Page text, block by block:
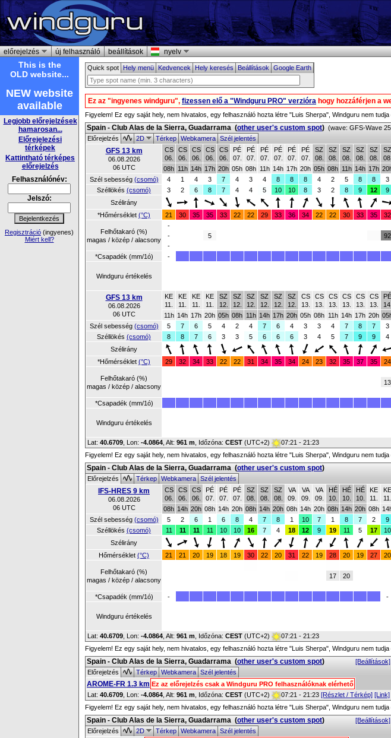
előrejelzés új felhasználó beállítások nyelv
This is the
OLD website...
NEW website
available
Legjobb előrejelzések
hamarosan...
Előrejelezési
térképek
Kattintható térképes
előrejelzés
Felhasználónév:
Jelszó:
Regisztráció (ingyenes)
Miért kell?
Quick spot Hely menüKedvencekHely keresésBeállításokGoogle Earth
Ez az "ingyenes windguru", fizessen elő a "Windguru PRO" verzióra hogy hozzáférjen a
Figyelem! Ez egy saját hely, nem hivatalos, egy felhasználó hozta létre "Luis Sherpa", Windguru nem
Spain - Club Alas de la Sierra, Guadarrama (other user's custom spot) (wave: GFS-Wave
Előrejelzés
2D TérkepWebkameraSzél jelentés
GFS 13 km
06.08.2026
06 UTC
CS
06.
CS
06.
CS
06.
CS
06.
CS
06.
PÉ
07.
PÉ
07.
PÉ
07.
PÉ
07.
PÉ
07.
PÉ
07.
SZ
08.
SZ
08.
SZ
08.
SZ
08.
SZ
08.
SZ
08.
08h 11h 14h 17h 20h 05h 08h 11h 14h 17h 20h 05h 08h 11h 14h 17h
Szél sebesség (csomó) 4 1 4 3 7 4 3 4 8 8 8 4 2 5 8 8 3
Széllökés (csomó) 3 2 6 8 7 4 4 5 10 10 8 3 2 8 9 12 9
Szélirány
*Hőmérséklet (°C) 21 30 35 35 33 22 22 29 33 36 34 22 22 30 33 35 32
Felhőtakaró (%)
magas / közép / alacsony
-
-
-
5 92
*Csapadék (mm/1ó) -
Windguru értékelés
GFS 13 km
06.08.2026
06 UTC
KE
11.
KE
11.
KE
11.
KE
11.
SZ
12.
SZ
12.
SZ
12.
SZ
12.
SZ
12.
SZ
12.
CS
13.
CS
13.
CS
13.
CS
13.
CS
13.
CS
13.
PÉ
14.
11h 14h 17h 20h 05h 08h 11h 14h 17h 20h 05h 08h 11h 14h 17h 20h
Szél sebesség (csomó) 5 7 6 5 4 2 4 7 6 4 3 3 4 7 8 7 3
Széllökés (csomó) 8 8 7 6 3 3 5 6 6 6 3 4 5 7 9 9 4
Szélirány
*Hőmérséklet (°C) 29 32 34 33 22 22 31 34 35 34 24 23 32 35 37 35 24
Felhőtakaró (%)
magas / közép / alacsony
13
*Csapadék (mm/1ó)
Windguru értékelés
Lat: 40.6709 , Lon: -4.0864 Alt: 961 m , Időzóna: CEST (UTC+2) 07:21 - 21:23
Figyelem! Ez egy saját hely, nem hivatalos, egy felhasználó hozta létre "Luis Sherpa", Windguru nem
Spain - Club Alas de la Sierra, Guadarrama (other user's custom spot)
Előrejelzés
TérkepWebkameraSzél jelentés
IFS-HRES 9 km
06.08.2026
06 UTC
CS
06.
CS
06.
CS
06.
PÉ
07.
PÉ
07.
PÉ
07.
SZ
08.
SZ
08.
SZ
08.
VA
09.
VA
09.
VA
09.
HÉ
10.
HÉ
10.
HÉ
10.
KE
11.
KE
11.
08h 14h 20h 08h 14h 20h 08h 14h 20h 08h 14h 20h 08h 14h 20h 08h
Szél sebesség (csomó) 5 2 6 1 6 8 4 7 8 1 10 7 1 8 7 2 9
Széllökés (csomó) 11 11 11 11 10 10 16 7 4 18 12 9 19 11 5 17 10
Szélirány
Hőmérséklet (°C) 21 21 20 19 18 19 30 22 20 31 22 19 28 20 19 27 20
Felhőtakaró (%)
magas / közép / alacsony
17 20
*Csapadék (mm/1ó) - -
Windguru értékelés
Lat: 40.6709 , Lon: -4.0864 Alt: 961 m , Időzóna: CEST (UTC+2) 07:21 - 21:23
Figyelem! Ez egy saját hely, nem hivatalos, egy felhasználó hozta létre "Luis Sherpa", Windguru nem
Spain - Club Alas de la Sierra, Guadarrama (other user's custom spot)
[Beállítások]
Előrejelzés
TérkepWebkameraSzél jelentés
AROME-FR 1.3 km Ez az előrejelzés csak a Windguru PRO felhasználóknak elérhető
Lat: 40.6709 , Lon: -4.0864 Alt: 961 m , Időzóna: CEST (UTC+2) 07:21 - 21:23 [Részlet / Térkép] [Link]
Figyelem! Ez egy saját hely, nem hivatalos, egy felhasználó hozta létre "Luis Sherpa", Windguru nem
Spain - Club Alas de la Sierra, Guadarrama (other user's custom spot)
[Beállítások]
Előrejelzés
2D TérkepWebkameraSzél jelentés